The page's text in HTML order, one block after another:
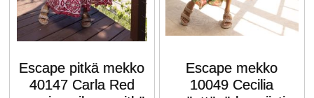
Escape pitkä mekko
40147 Carla Red
Escape mekko
10049 Cecilia